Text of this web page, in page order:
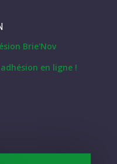
Brie'Nov
en ligne !